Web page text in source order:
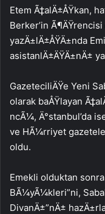
Etem Ã‡alÄ±ÅŸkan,
Berker’in
yazÄ±lÄ±ÅŸÄ±nda
asistanlÄ±ÄŸÄ±nÄ±
GazeteciliÄŸe Yeni
olarak baÅŸlayan
ncÃ¼, Ä°stanbul’da
ve HÃ¼rriyet
oldu.
Emekli olduktan
BÃ¼yÃ¼kleri”ni,
DivanÄ±”nÄ±